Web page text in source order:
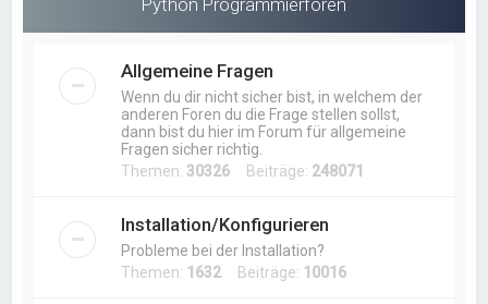
Allgemeine Fragen
Wenn du dir nicht sicher bist, in welchem der
anderen Foren du die Frage stellen sollst,
dann bist du hier im Forum für allgemeine
Fragen sicher richtig.
Themen: 30326 Beiträge: 248071
Installation/Konfigurieren
Probleme bei der Installation?
Themen: 1632Beiträge: 10016